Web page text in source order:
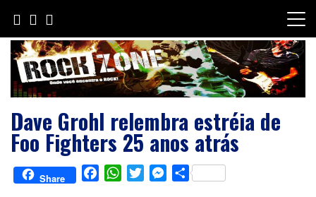
content
Dave Grohl relembra estréia de
Foo Fighters 25 anos atrás
Share FacebookWhatsAppTwitterMessenger
Share